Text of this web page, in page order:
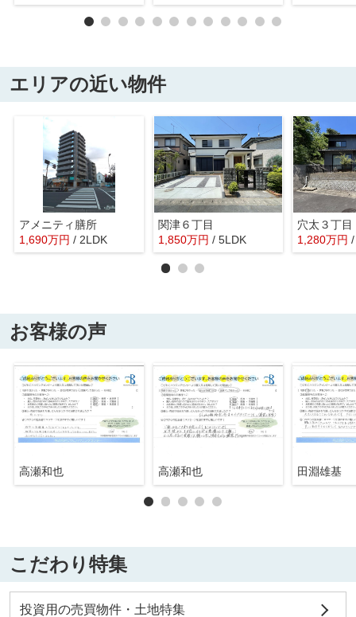
エリアの近い物件
アメニティ膳所
1,690万円 / 2LDK
関津６丁目
1,850万円 / 5LDK
穴太３丁目
1,280万円
お客様の声
高瀬和也 高瀬和也 田淵雄基
こだわり特集
投資用の売買物件・土地特集